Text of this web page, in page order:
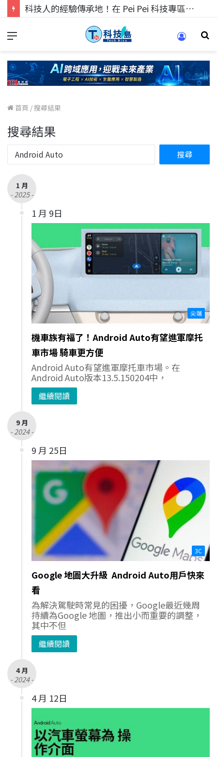
科技人的經驗傳承地！在 Pei Pei 科技專區，與學弟妹交流最硬核的技術
首頁 /搜尋結果
搜尋結果
1 月
- 2025 -
1 月 9日
尖端
機車族有福了！Android Auto有望進軍摩托
車市場 騎車更方便
Android Auto有望進軍摩托車市場。在
Android Auto版本13.5.150204中，
繼續閱讀
9 月
- 2024 -
9 月 25日
3C
Google 地圖大升級 Android Auto用戶快來
看
為解決駕駛時常見的困擾，Google最近幾周
持續為Google 地圖，推出小而重要的調整，
其中不但
繼續閱讀
4 月
- 2024 -
4 月 12日